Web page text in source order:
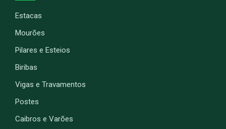
Estacas
Mourões
Pilares e Esteios
Biribas
Vigas e Travamentos
Postes
Caibros e Varões